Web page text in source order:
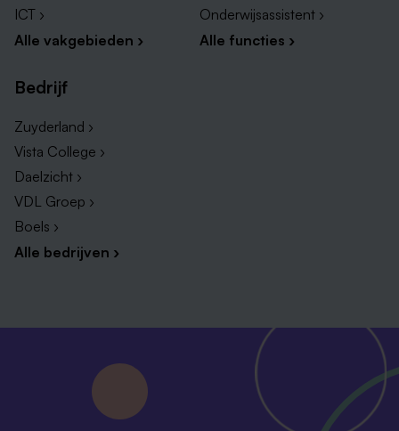
ICT ›
Alle vakgebieden ›
Onderwijsassistent ›
Alle functies ›
Bedrijf
Zuyderland ›
Vista College ›
Daelzicht ›
VDL Groep ›
Boels ›
Alle bedrijven ›